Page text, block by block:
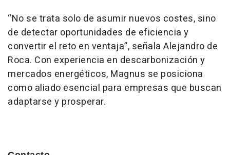
“No se trata solo de asumir nuevos costes, sino
de detectar oportunidades de eficiencia y
convertir el reto en ventaja”, señala Alejandro de
Roca. Con experiencia en descarbonización y
mercados energéticos, Magnus se posiciona
como aliado esencial para empresas que buscan
adaptarse y prosperar.